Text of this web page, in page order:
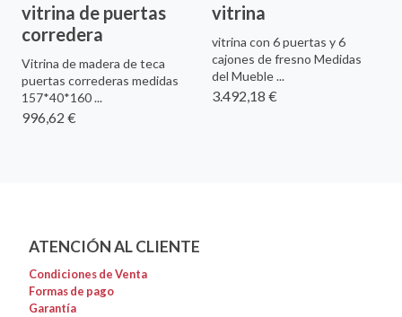
vitrina de puertas
corredera
Vitrina de madera de teca
puertas correderas medidas
157*40*160 ...
996,62 €
vitrina
vitrina con 6 puertas y 6
cajones de fresno Medidas
del Mueble ...
3.492,18 €
ATENCIÓN AL CLIENTE
Condiciones de Venta
Formas de pago
Garantía